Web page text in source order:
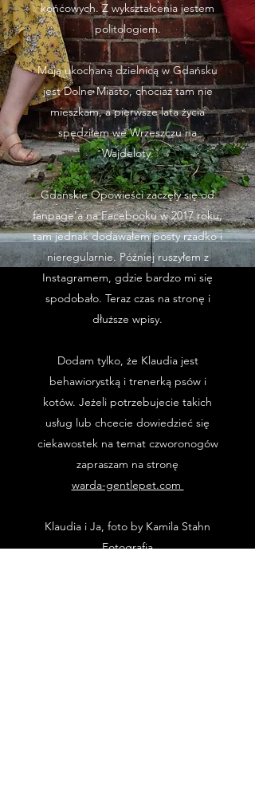
końcowych. Z wykształcenia jestem
politologiem.
Moją ukochaną dzielnicą w Gdańsku
jest Dolne Miasto, chociaż tam nie
mieszkam, a pierwsze lata życia
spędziłem we Wrzeszczu na
Wajdeloty.
Gdańskie Opowieści zaczęły się od
fanpage'a na Facebooku w 2017 roku,
tam jednak dodawałem posty rzadko i
nieregularnie. Później ruszyłem z
Instagramem, gdzie bardzo mi się
spodobało. Teraz czas na stronę i
dłuższe wpisy.
Dodam tylko, że Klaudia jest
behawiorystką i trenerką psów i
kotów. Jeżeli potrzebujecie takich
usług lub chcecie dowiedzieć się
ciekawostek na temat czworonogów
zapraszam na stronę
warda-gentlepet.com
Klaudia i Ja, foto by Kamila Stahn
Fotografia